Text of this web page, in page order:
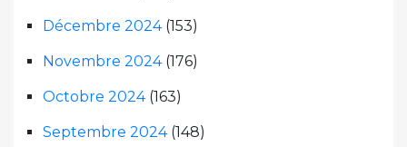
Décembre 2024(153)
Novembre 2024(176)
Octobre 2024(163)
Septembre 2024(148)